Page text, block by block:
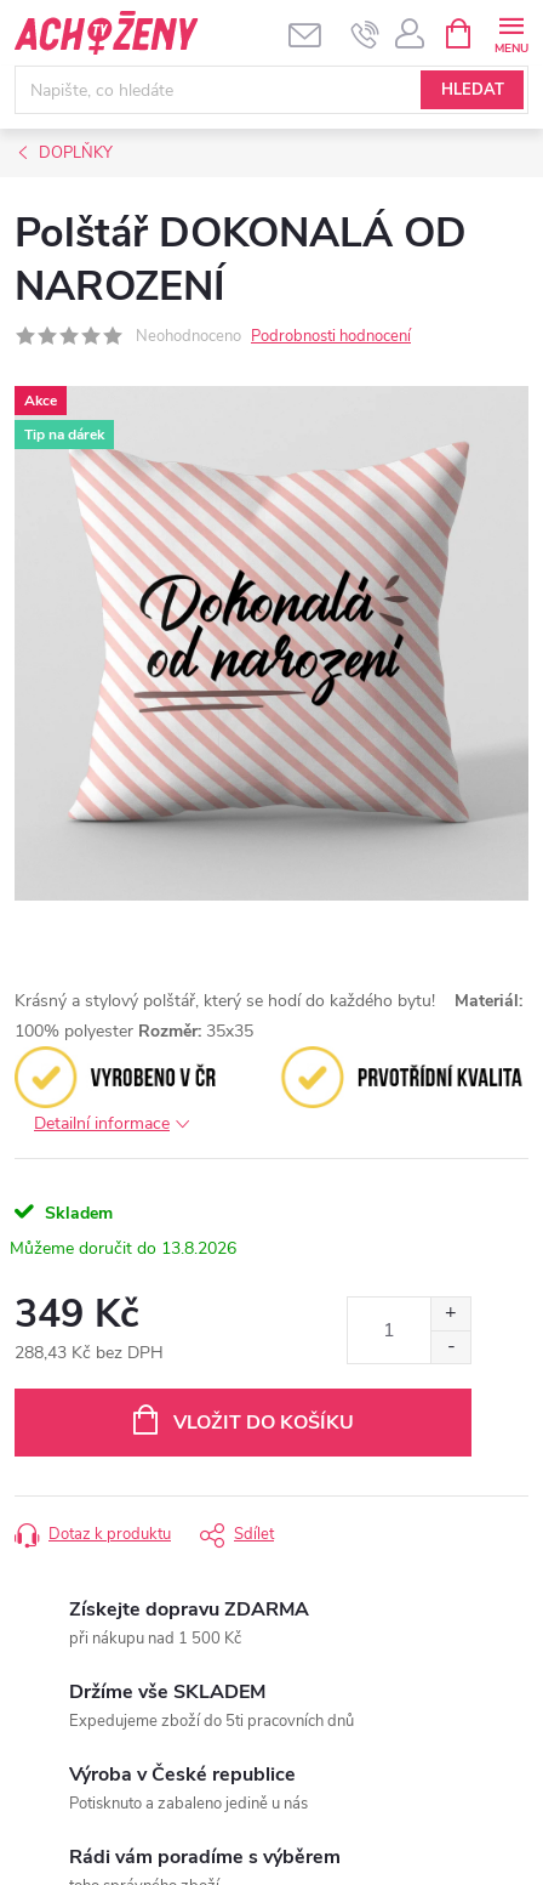
Přejít
na
obsah
HLEDAT
NÁKUPNÍ
KOŠÍK
DOPLŇKY
Polštář DOKONALÁ OD
NAROZENÍ
Neohodnoceno Podrobnosti hodnocení
Akce
Tip na dárek
Krásný a stylový polštář, který se hodí do každého bytu!
Materiál:
100% polyester Rozměr: 35x35
Detailní informace
Skladem
13.8.2026
349 Kč
288,43 Kč bez DPH
VLOŽIT DO KOŠÍKU
Dotaz k produktu Sdílet
Získejte dopravu ZDARMA
při nákupu nad 1 500 Kč
Držíme vše SKLADEM
Expedujeme zboží do 5ti pracovních dnů
Výroba v České republice
Potisknuto a zabaleno jedině u nás
Rádi vám poradíme s výběrem